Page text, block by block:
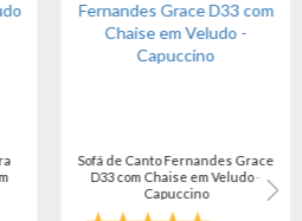
Sofá de Canto Fernandes Grace
D33 com Chaise em Veludo -
Capuccino